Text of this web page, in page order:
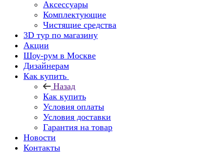
Аксессуары
Комплектующие
Чистящие средства
3D тур по магазину
Акции
Шоу-рум в Москве
Дизайнерам
Как купить
Назад
Как купить
Условия оплаты
Условия доставки
Гарантия на товар
Новости
Контакты